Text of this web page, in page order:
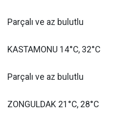
Parçalı ve az bulutlu
KASTAMONU 14°C, 32°C
Parçalı ve az bulutlu
ZONGULDAK 21°C, 28°C